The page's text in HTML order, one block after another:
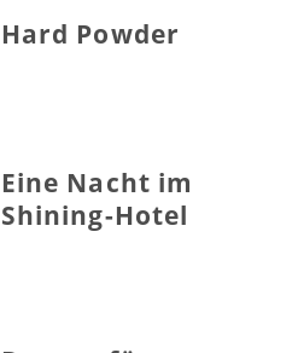
Hard Powder
Eine Nacht im
Shining-Hotel